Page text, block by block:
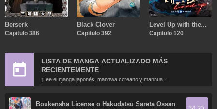
Berserk
Capitulo 386
Black Clover
Capitulo 392
Level Up with the
Gods
Capitulo 120
LISTA DE MANGA ACTUALIZADO MÁS
RECIENTEMENTE
¡Lee el manga japonés, manhwa coreano y manhua
chino más recientemente actualizados en línea gratis!
Boukensha License o Hakudatsu Sareta Ossan